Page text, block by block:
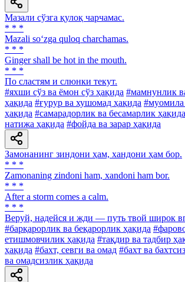
Мазали сўзга қулоқ чарчамас.
* * *
Mazali so‘zga quloq charchamas.
* * *
Ginger shall be hot in the mouth.
* * *
По сластям и слюнки текут.
#яхши сўз ва ёмон сўз ҳақида #мамнунлик
ҳақида #ғурур ва хушомад ҳақида
ҳақида #самарадорлик ва бесамарлик ҳақида
натижа ҳақида #фойда ва зарар ҳақида
Замонанинг зиндони ҳам, хандони ҳам бор.
* * *
Zamonaning zindoni ham, xandoni ham bor.
* * *
After a storm comes a calm.
* * *
Веруй, надейся и жди — путь твой широк
#барқарорлик ва беқарорлик ҳақида
етишмовчилик ҳақида #тақдир ва тадбир
ҳақида #бахт, севги ва омад #бахт ва
ва омадсизлик ҳақида